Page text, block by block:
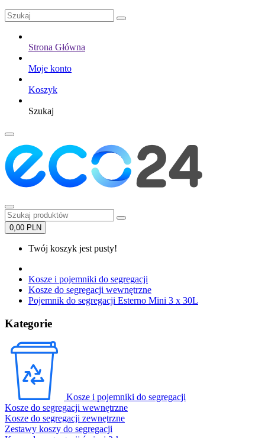
Strona Główna
Moje konto
Koszyk
Szukaj
0,00 PLN
Twój koszyk jest pusty!
Kosze i pojemniki do segregacji
Kosze do segregacji wewnętrzne
Pojemnik do segregacji Esterno Mini 3 x 30L
Kategorie
Kosze i pojemniki do segregacji
Kosze do segregacji wewnętrzne
Kosze do segregacji zewnętrzne
Zestawy koszy do segregacji